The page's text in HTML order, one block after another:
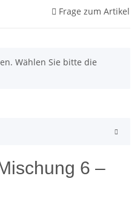
Frage zum Artikel
Wählen Sie bitte die
6 –